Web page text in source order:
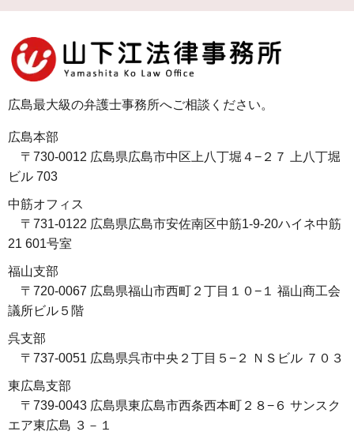
広島最大級の弁護士事務所へご相談ください。
広島本部
〒730-0012 広島県広島市中区上八丁堀４−２７ 上八丁堀
ビル 703
中筋オフィス
〒731-0122 広島県広島市安佐南区中筋1-9-20ハイネ中筋
21 601号室
福山支部
〒720-0067 広島県福山市西町２丁目１０−１ 福山商工会
議所ビル５階
呉支部
〒737-0051 広島県呉市中央２丁目５−２ ＮＳビル ７０３
東広島支部
〒739-0043 広島県東広島市西条西本町２８−６ サンスク
エア東広島 ３－１